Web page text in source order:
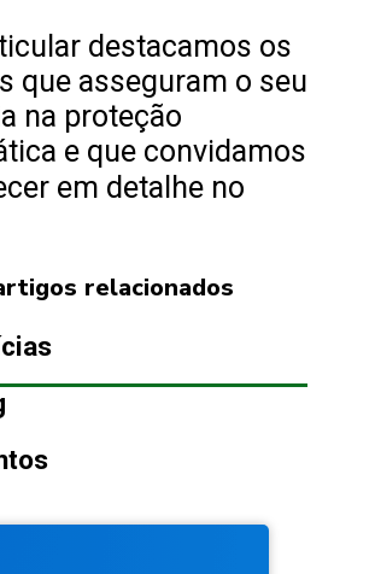
destacamos os
que asseguram o seu
na proteção
e que convidamos
em detalhe no
relacionados